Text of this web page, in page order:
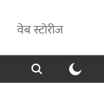
वेब स्टोरीज